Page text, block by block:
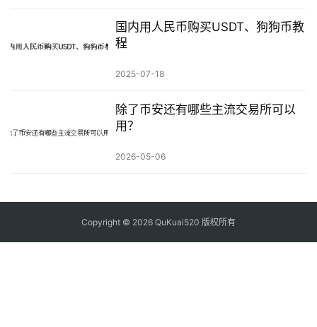
国内用人民币购买USDT、狗狗币教
程
2025-07-18
除了币安还有哪些主流交易所可以
用？
2026-05-06
Copyright © 2026 QuKuai520 版权所有